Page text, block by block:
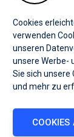
is the leading
Media
and/or its
or
See
and their
Cookies
verwenden
unseren
unsere Werbe-
Sie sich unsere
und mehr zu
COOKIES